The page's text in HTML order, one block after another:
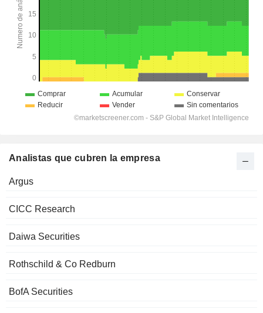
Analistas que cubren la empresa
Argus
CICC Research
Daiwa Securities
Rothschild & Co Redburn
BofA Securities